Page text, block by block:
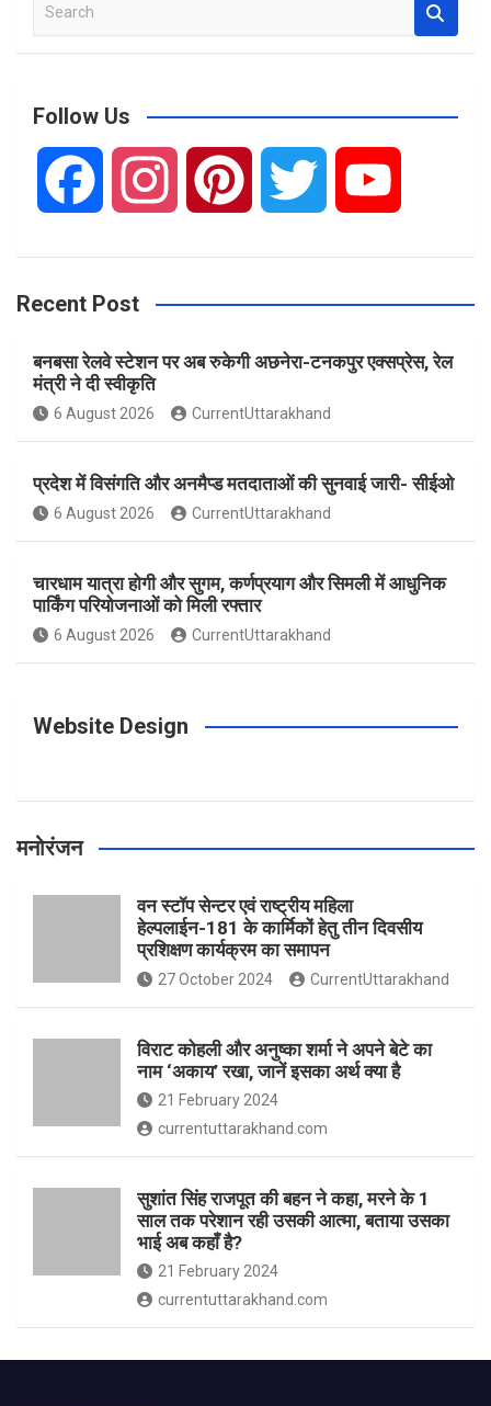
a
c
Follow Us
c
e
b
o
o
k
s
a
g
r
a
n
e
r
e
s
i
t
e
r
u
T
u
e
Recent Post
बनबसा रेलवे स्टेशन पर अब रुकेगी अछनेरा-टनकपुर एक्सप्रेस, रेल
मंत्री ने दी स्वीकृति
6 August 2026 CurrentUttarakhand
प्रदेश में विसंगति और अनमैप्ड मतदाताओं की सुनवाई जारी- सीईओ
6 August 2026 CurrentUttarakhand
चारधाम यात्रा होगी और सुगम, कर्णप्रयाग और सिमली में आधुनिक
पार्किंग परियोजनाओं को मिली रफ्तार
6 August 2026 CurrentUttarakhand
Website Design
मनोरंजन
वन स्टॉप सेन्टर एवं राष्ट्रीय महिला
हेल्पलाईन-181 के कार्मिकों हेतु तीन दिवसीय
प्रशिक्षण कार्यक्रम का समापन
27 October 2024 CurrentUttarakhand
विराट कोहली और अनुष्का शर्मा ने अपने बेटे का
नाम ‘अकाय’ रखा, जानें इसका अर्थ क्‍या है
21 February 2024
currentuttarakhand.com
सुशांत सिंह राजपूत की बहन ने कहा, मरने के 1
साल तक परेशान रही उसकी आत्मा, बताया उसका
भाई अब कहाँ है?
21 February 2024
currentuttarakhand.com